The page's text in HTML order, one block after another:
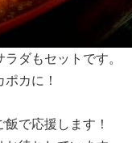
ダもセットです。
カに！
で応援します！